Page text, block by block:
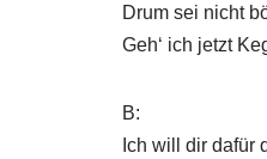
Drum sei nicht
Geh‘ ich jetzt
B:
Ich will dir dafür